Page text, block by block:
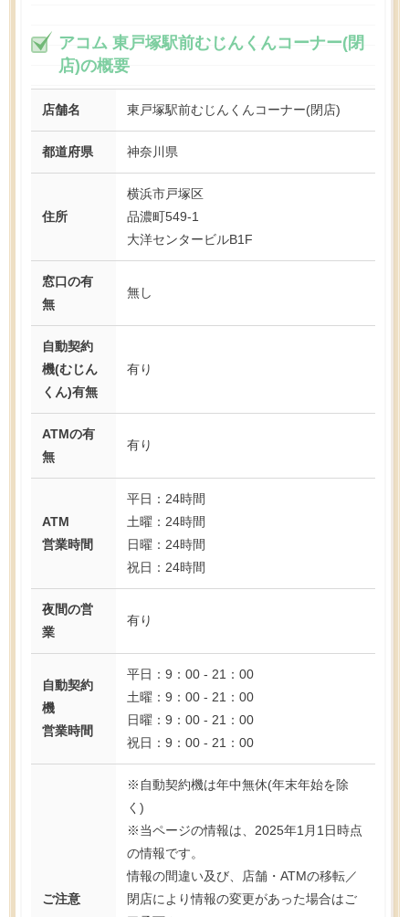
アコム 東戸塚駅前むじんくんコーナー(閉
店)の概要
店舗名 東戸塚駅前むじんくんコーナー(閉店)
都道府県 神奈川県
住所
横浜市戸塚区
品濃町549-1
大洋センタービルB1F
窓口の有
無
無し
自動契約
機(むじん
くん)有無
有り
ATMの有
無
有り
ATM
営業時間
平日：24時間
土曜：24時間
日曜：24時間
祝日：24時間
夜間の営
業
有り
自動契約
機
営業時間
平日：9：00 - 21：00
土曜：9：00 - 21：00
日曜：9：00 - 21：00
祝日：9：00 - 21：00
ご注意
※自動契約機は年中無休(年末年始を除
く)
※当ページの情報は、2025年1月1日時点
の情報です。
情報の間違い及び、店舗・ATMの移転／
閉店により情報の変更があった場合はご